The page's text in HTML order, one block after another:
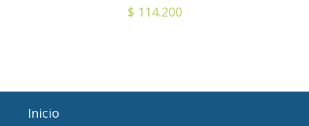
$ 114.200
Inicio